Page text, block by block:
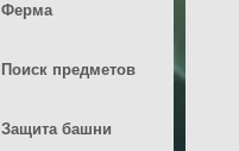
Ферма
Поиск предметов
Защита башни